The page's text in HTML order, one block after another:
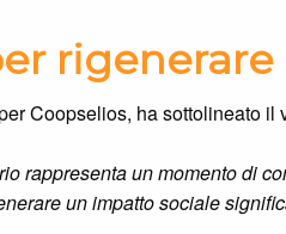
Coopselios, ha sottolineato il
rappresenta un momento di
un impatto sociale